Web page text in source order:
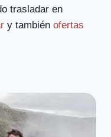
trasladar en
y también ofertas